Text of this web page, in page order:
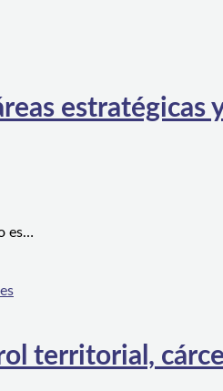
estratégicas
es…
territorial,